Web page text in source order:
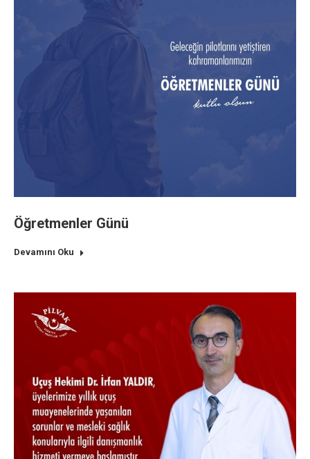
Öğretmenler Günü
Devamını Oku